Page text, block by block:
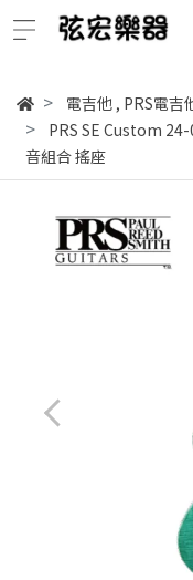
電吉他, PRS電吉
PRS SE Custom
音組合 搖座